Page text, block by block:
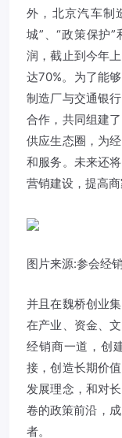
外，北京汽车制
城”、“政策保护
润，截止到今年
达70%。为了能
制造厂与交通银
合作，共同组建
供应生态圈，为
和服务。未来还
营销建设，提高商
图片来源:参会经
并且在魏桥创业
在产业、资金、
经销商一道，创
接，创造长期价
发展理念，和对
卷的政策前沿，
者。